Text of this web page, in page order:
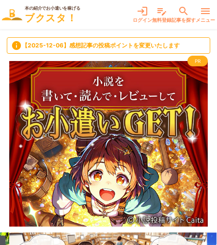
本の紹介でお小遣いを稼げる
ブクスタ！
login
ログイン
edit_note
無料登録
search
記事を探す
menu
メニュー
info 【2025-12-06】感想記事の投稿ポイントを変更いたします
PR